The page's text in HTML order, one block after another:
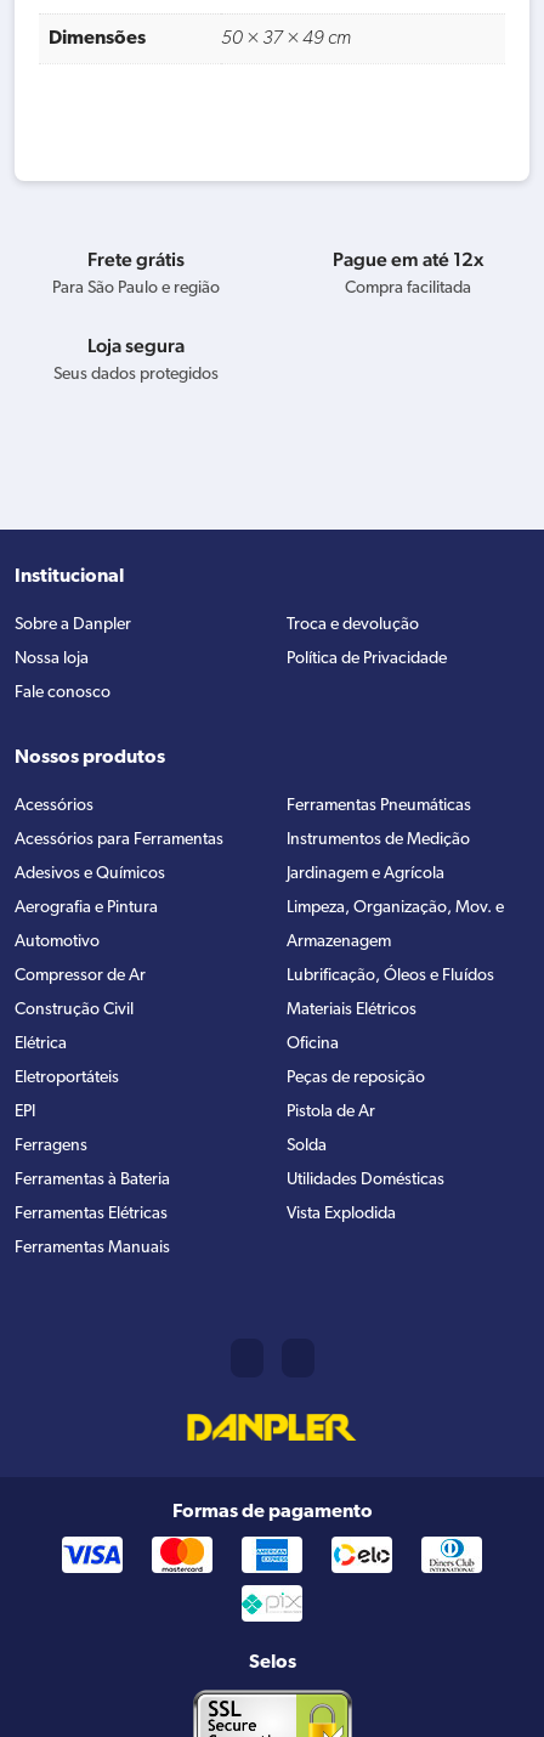
Dimensões 50 × 37 × 49 cm
Frete grátis
Para São Paulo e região
Pague em até 12x
Compra facilitada
Loja segura
Seus dados protegidos
Institucional
Sobre a Danpler
Nossa loja
Fale conosco
Troca e devolução
Política de Privacidade
Nossos produtos
Acessórios
Acessórios para Ferramentas
Adesivos e Químicos
Aerografia e Pintura
Automotivo
Compressor de Ar
Construção Civil
Elétrica
Eletroportáteis
EPI
Ferragens
Ferramentas à Bateria
Ferramentas Elétricas
Ferramentas Manuais
Ferramentas Pneumáticas
Instrumentos de Medição
Jardinagem e Agrícola
Limpeza, Organização, Mov. e
Armazenagem
Lubrificação, Óleos e Fluídos
Materiais Elétricos
Oficina
Peças de reposição
Pistola de Ar
Solda
Utilidades Domésticas
Vista Explodida
Formas de pagamento
Selos